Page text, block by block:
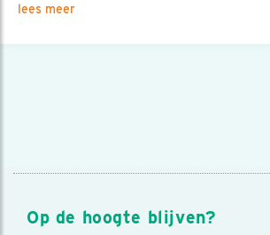
lees meer
Op de hoogte blijven?